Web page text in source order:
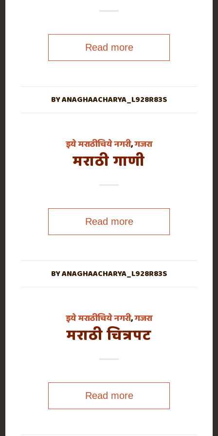
Read more
BYANAGHAACHARYA_L928R83S
इये मराठीचिये नगरी,गजरा
मराठी गाणी
Read more
BYANAGHAACHARYA_L928R83S
इये मराठीचिये नगरी,गजरा
मराठी चित्रपट
Read more